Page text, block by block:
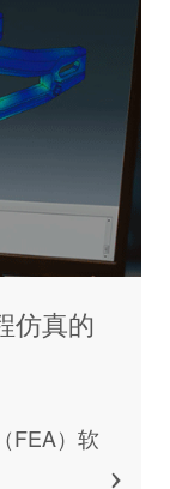
仿真的
FEA）软